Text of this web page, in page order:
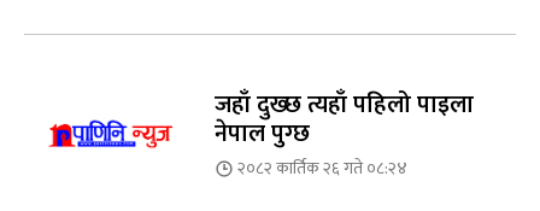
जहाँ दुख्छ त्यहाँ पहिलो पाइला
नेपाल पुग्छ
२०८२ कार्तिक २६ गते ०८:२४